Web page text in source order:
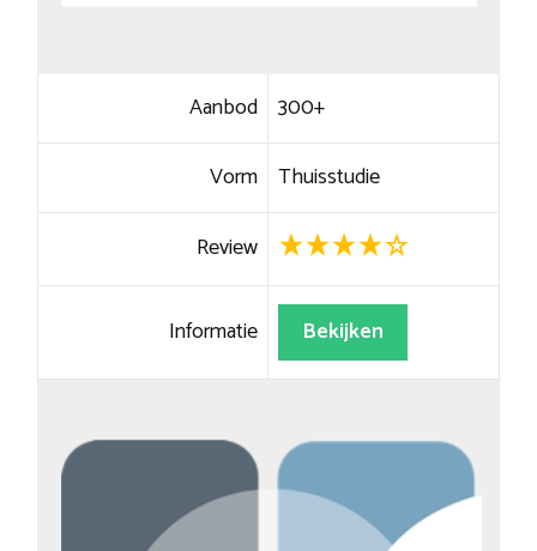
Aanbod 300+
Vorm Thuisstudie
Review
Informatie Bekijken